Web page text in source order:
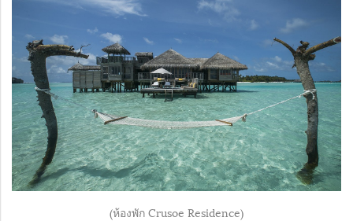
(ห้องพัก Crusoe Residence)